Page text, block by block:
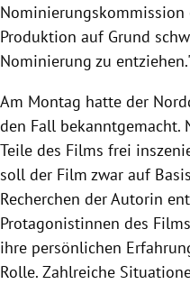
Nominierungskommission
Produktion auf Grund
Nominierung zu
Am Montag hatte der
den Fall bekanntgemacht.
Teile des Films frei
soll der Film zwar auf
Recherchen der Autorin
Protagonistinnen des
ihre persönlichen
Rolle. Zahlreiche